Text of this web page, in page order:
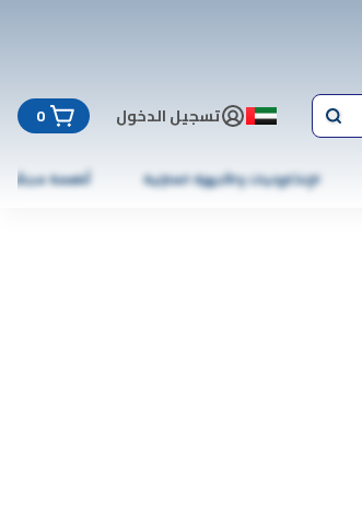
تسجيل الدخول 0
الإلكترونيات والأجهزة المنزلية أطعمة مجمّدة